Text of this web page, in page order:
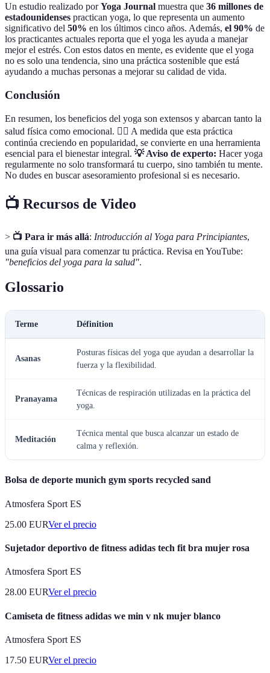
Un estudio realizado porYoga Journal muestra que 36 millones de
estadounidenses practican yoga, lo que representa un aumento
significativo del 50% en los últimos cinco años. Además, el 90% de
los practicantes actuales reporta que el yoga les ayuda a manejar
mejor el estrés. Con estos datos en mente, es evidente que el yoga
no es solo una tendencia, sino una práctica sostenible que está
ayudando a muchas personas a mejorar su calidad de vida.
Conclusión
En resumen, los beneficios del yoga son extensos y abarcan tanto la
salud física como emocional. 🧘‍♂️ A medida que esta práctica
continúa creciendo en popularidad, se convierte en una herramienta
esencial para el bienestar integral. 💡 Aviso de experto: Hacer yoga
regularmente no solo transformará tu cuerpo, sino también tu mente.
No dudes en buscar asesoramiento profesional si es necesario.
📺 Recursos de Video
> 📺 Para ir más allá: Introducción al Yoga para Principiantes,
una guía visual para comenzar tu práctica. Revisa en YouTube:
"beneficios del yoga para la salud".
Glossario
Terme Définition
Asanas
Posturas físicas del yoga que ayudan a desarrollar la
fuerza y la flexibilidad.
Pranayama
Técnicas de respiración utilizadas en la práctica del
yoga.
Meditación
Técnica mental que busca alcanzar un estado de
calma y reflexión.
Bolsa de deporte munich gym sports recycled sand
Atmosfera Sport ES
25.00 EURVer el precio
Sujetador deportivo de fitness adidas tech fit bra mujer rosa
Atmosfera Sport ES
28.00 EURVer el precio
Camiseta de fitness adidas we min v nk mujer blanco
Atmosfera Sport ES
17.50 EURVer el precio